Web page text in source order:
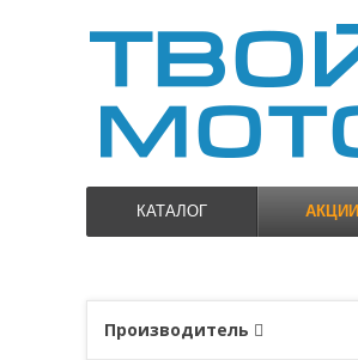
КАТАЛОГ АКЦИИ
Производитель